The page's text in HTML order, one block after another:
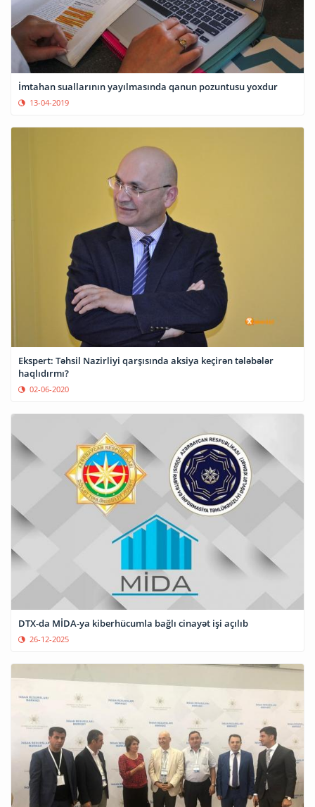
İmtahan suallarının yayılmasında qanun pozuntusu yoxdur
13-04-2019
Ekspert: Təhsil Nazirliyi qarşısında aksiya keçirən tələbələr
haqlıdırmı?
02-06-2020
DTX-da MİDA-ya kiberhücumla bağlı cinayət işi açılıb
26-12-2025